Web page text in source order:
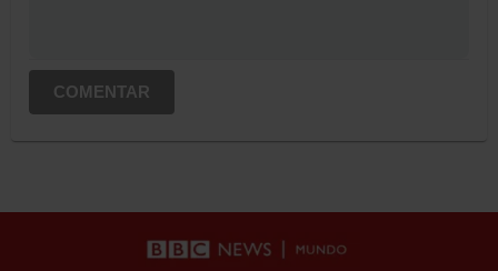
COMENTAR